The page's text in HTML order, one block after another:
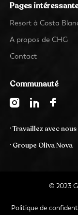
Pages
Resort à Costa
A propos de CHG
Contact
Communauté
· Travaillez avec nous
· Groupe Oliva Nova
© 2023
Politique de